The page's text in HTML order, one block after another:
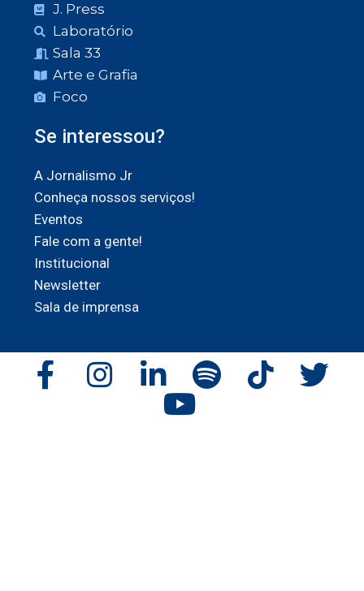
J. Press
Laboratório
Sala 33
Arte e Grafia
Foco
Se interessou?
A Jornalismo Jr
Conheça nossos serviços!
Eventos
Fale com a gente!
Institucional
Newsletter
Sala de imprensa